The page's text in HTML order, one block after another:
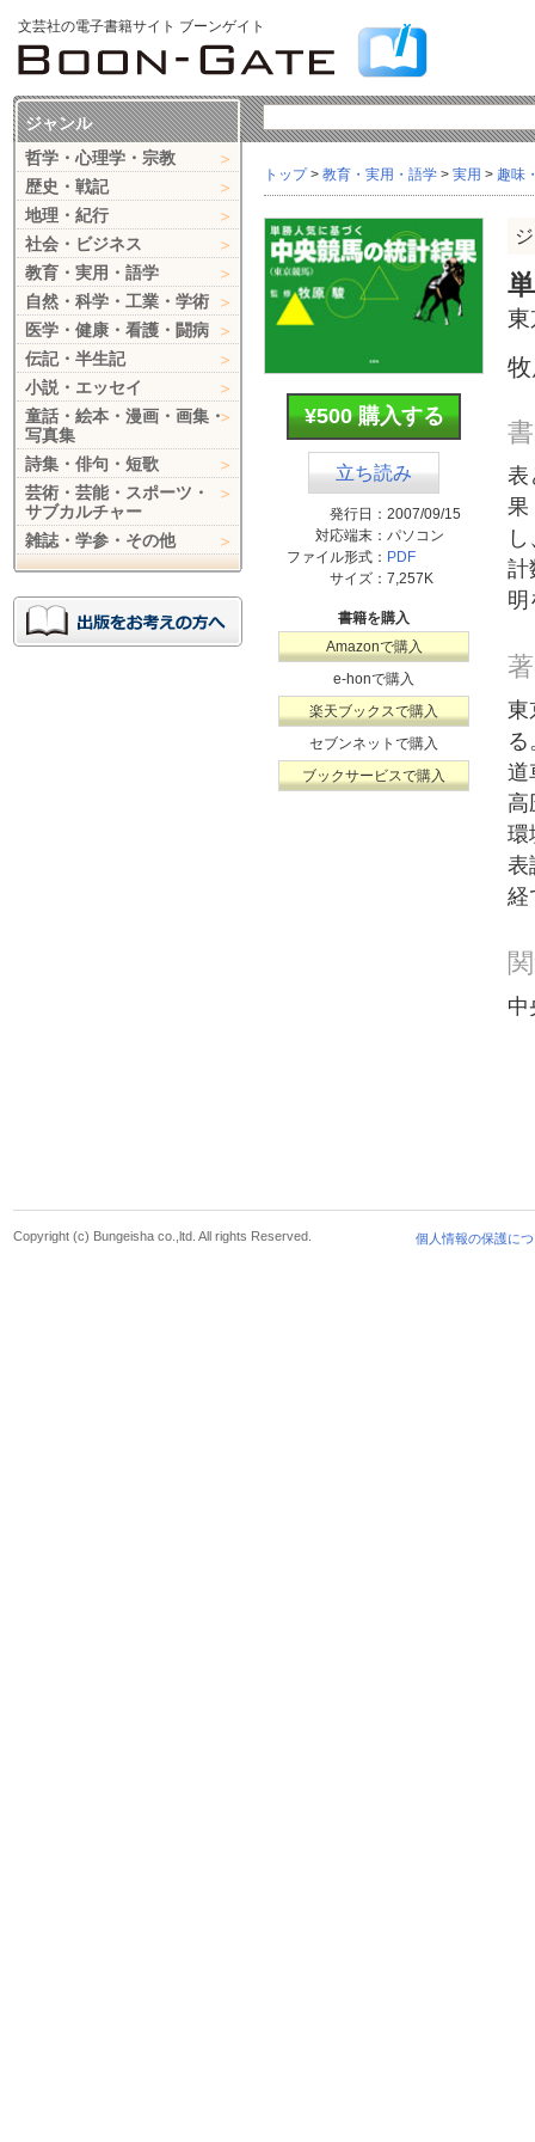
文芸社の電子書籍サイト ブーンゲイト
トップ> 教育・実用・語学 > 実用 > 趣味
¥500 購入する
立ち読み
発行日： 2007/09/15
対応端末： パソコン
ファイル形式： PDF
サイズ： 7,257K
書籍を購入
Amazonで購入
e-honで購入
楽天ブックスで購入
セブンネットで購入
ブックサービスで購入
東
表
果
計
明
東
道
高
環
表
経
ジャンル
哲学・心理学・宗教
歴史・戦記
地理・紀行
社会・ビジネス
教育・実用・語学
自然・科学・工業・学術
医学・健康・看護・闘病
伝記・半生記
小説・エッセイ
童話・絵本・漫画・画集・
写真集
詩集・俳句・短歌
芸術・芸能・スポーツ・
サブカルチャー
雑誌・学参・その他
個人情報の保護に
Copyright (c) Bungeisha co.,ltd. All rights Reserved.